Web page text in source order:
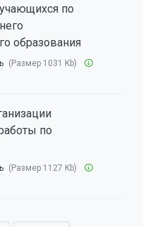
по
образования
(Размер 1031 Kb)
по
(Размер 1127 Kb)